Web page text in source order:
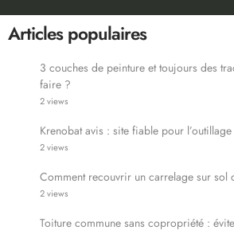
Articles populaires
3 couches de peinture et toujours des
faire ?
2 views
Krenobat avis : site fiable pour
2 views
Comment recouvrir un carrelage sur sol
2 views
Toiture commune sans copropriété :